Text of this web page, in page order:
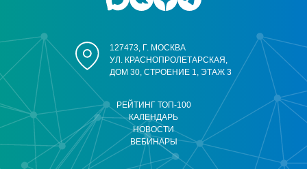
РЕЙТИНГ ТОП-100
КАЛЕНДАРЬ
НОВОСТИ
ВЕБИНАРЫ
127473, Г. МОСКВА
УЛ. КРАСНОПРОЛЕТАРСКАЯ,
ДОМ 30, СТРОЕНИЕ 1, ЭТАЖ 3